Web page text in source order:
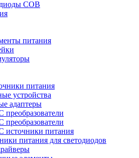
COB
питания
питания
устройства
адаптеры
преобразователи
преобразователи
источники питания
питания для светодиодов